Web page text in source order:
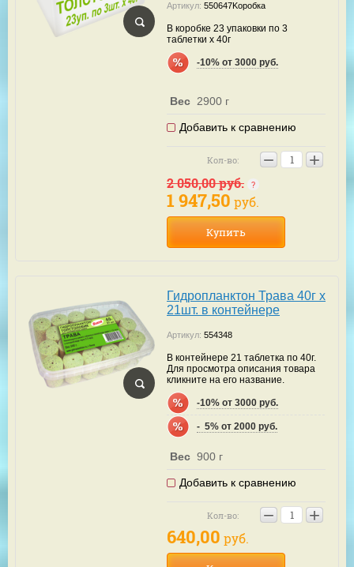
Артикул: 550647Kоробка
В коробке 23 упаковки по 3
таблетки х 40г
-10% от 3000 руб.
Вес 2900 г
Добавить к сравнению
Кол-во: − +
2 050,00руб.
1 947,50 руб.
Купить
Гидропланктон Трава 40г х
21шт. в контейнере
Артикул: 554348
В контейнере 21 таблетка по 40г.
Для просмотра описания товара
кликните на его название.
-10% от 3000 руб.
-  5% от 2000 руб.
Вес 900 г
Добавить к сравнению
Кол-во: − +
640,00 руб.